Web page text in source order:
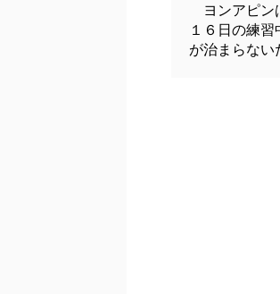
ヨンアピン
１６日の練
が治まらない